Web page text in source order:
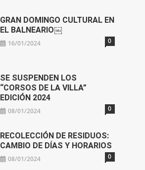
GRAN DOMINGO CULTURAL EN
EL BALNEARIO￼
16/01/2024 0
SE SUSPENDEN LOS
“CORSOS DE LA VILLA”
EDICIÓN 2024
08/01/2024 0
RECOLECCIÓN DE RESIDUOS:
CAMBIO DE DÍAS Y HORARIOS
08/01/2024 0